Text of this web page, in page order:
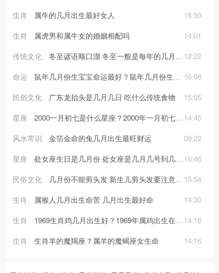
15:50
生肖
属牛的几月出生最好女人
14:01
生肖
属虎男和属牛女的婚姻相配吗
12:22
传统文化
冬至谚语顺口溜 冬至一般是每年的几月几日
16:08
命运
鼠年几月份生宝宝命运最好？鼠年几月份生宝宝命运最不好
15:05
民俗文化
广东龙抬头是几月几日 吃什么传统食物
14:45
星座
2000一月初七是什么星座？2000年一月初七是阳历几月几日
09:22
风水常识
金箔金命的兔几月出生最旺财运
16:46
星座
处女座生日是几月份 处女座是几月几号到几月几号
15:54
民俗文化
几月份不能剪头发 新生儿剪头发要注意什么
14:30
生肖
属猴人几月出生命苦 几月出生最好命
14:16
生肖
1969生肖鸡几月出生好？1969年属鸡出生在农历几月命最苦
14:16
生肖 生肖羊的魔羯座？属羊的魔蝎座女生命